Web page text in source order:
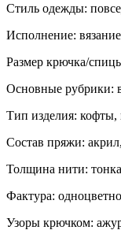
Стиль одежды:
Исполнение:
Размер крючка/
Основные рубрики:
Тип изделия:
Состав пряжи:
Толщина нити:
Фактура:
Узоры крючком: